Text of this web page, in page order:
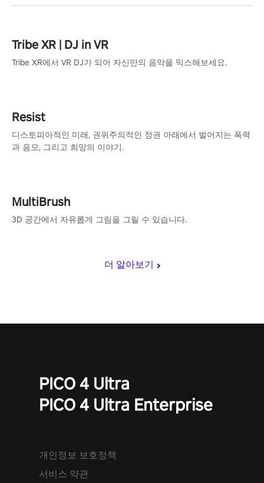
더 알아보기
Tribe XR | DJ in VR
Tribe XR에서 VR DJ가 되어 자신만의 음악을 믹스해보세요.
Resist
디스토피아적인 미래, 권위주의적인 정권 아래에서 벌어지는 폭력
과 음모, 그리고 희망의 이야기.
MultiBrush
3D 공간에서 자유롭게 그림을 그릴 수 있습니다.
PICO 4 Ultra
PICO 4 Ultra Enterprise
개인정보 보호정책
서비스 약관